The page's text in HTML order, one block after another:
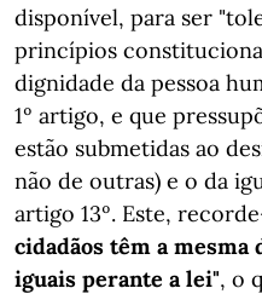
disponível, para ser
princípios
dignidade da pessoa
1º artigo, e que
estão submetidas ao
não de outras) e o da
artigo 13º. Este,
cidadãos têm a mesma
iguais perante a lei", o